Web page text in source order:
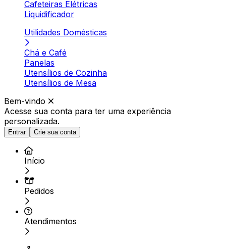
Cafeteiras Elétricas
Liquidificador
Utilidades Domésticas
Chá e Café
Panelas
Utensílios de Cozinha
Utensílios de Mesa
Bem-vindo
Acesse sua conta para ter uma experiência
personalizada.
Entrar Crie sua conta
Início
Pedidos
Atendimentos